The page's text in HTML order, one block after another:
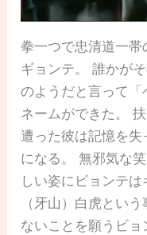
拳一つで忠清道一
ギョンテ。 誰かが
のようだと言って「
ネームができた。
遭った彼は記憶を
になる。 無邪気な
しい姿にビョンテ
（牙山）白虎とい
ないことを願うビ